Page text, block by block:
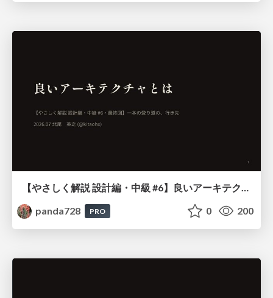
panda728
PRO 0 200